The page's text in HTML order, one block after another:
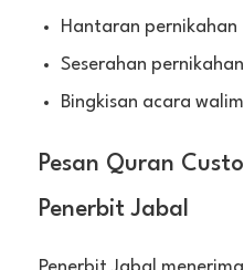
Hantaran pernikahan
Seserahan pernikahan
Bingkisan acara
Pesan Quran
Penerbit Jabal